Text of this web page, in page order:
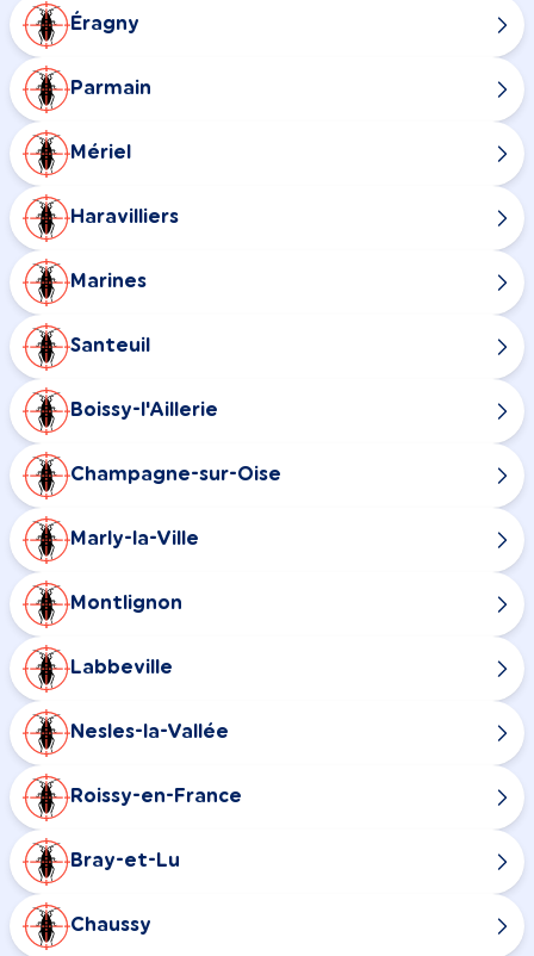
Éragny
Parmain
Mériel
Haravilliers
Marines
Santeuil
Boissy-l'Aillerie
Champagne-sur-Oise
Marly-la-Ville
Montlignon
Labbeville
Nesles-la-Vallée
Roissy-en-France
Bray-et-Lu
Chaussy